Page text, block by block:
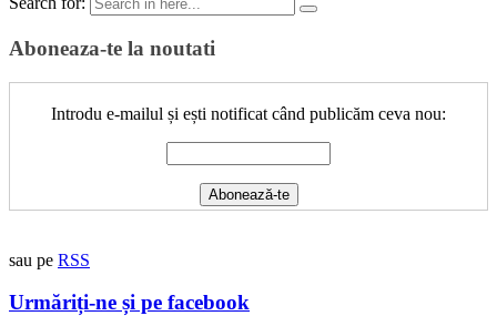
Aboneaza-te la noutati
Introdu e-mailul și ești notificat când publicăm ceva nou:
sau pe RSS
Urmăriți-ne și pe facebook